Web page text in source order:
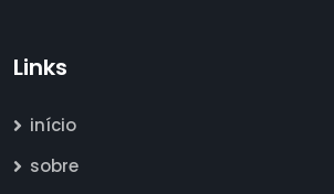
Links
início
sobre